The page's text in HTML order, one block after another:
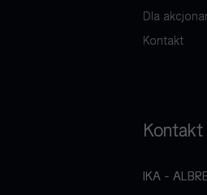
Dla
Kontakt
Kontakt
IKA -